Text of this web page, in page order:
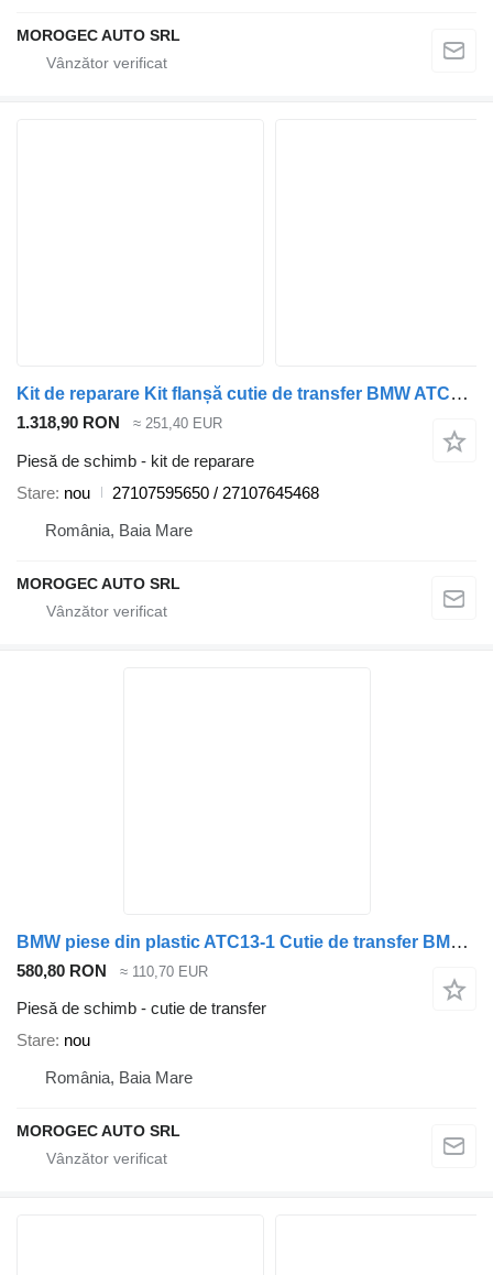
MOROGEC AUTO SRL
Kit de reparare Kit flanșă cutie de transfer BMW ATC35L / ATC450 / ATC45L 27107595650 pentru automobil BMW X3,X4,X5,X6
1.318,90 RON ≈ 251,40 EUR
Piesă de schimb - kit de reparare
Stare nou
27107595650 / 27107645468
România, Baia Mare
MOROGEC AUTO SRL
BMW piese din plastic ATC13-1 Cutie de transfer BMW pentru automobil BMW 3, 5, 6, 7, X3, X4, X5, X7
580,80 RON ≈ 110,70 EUR
Piesă de schimb - cutie de transfer
Stare nou
România, Baia Mare
MOROGEC AUTO SRL